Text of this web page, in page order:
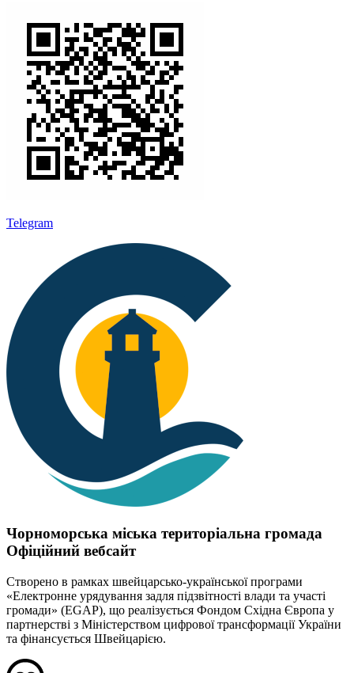
Telegram
Чорноморська міська територіальна громада
Офіційний вебсайт
Створено в рамках швейцарсько-української програми
«Електронне урядування задля підзвітності влади та участі
громади» (EGAP), що реалізується Фондом Східна Європа у
партнерстві з Міністерством цифрової трансформації України
та фінансується Швейцарією.